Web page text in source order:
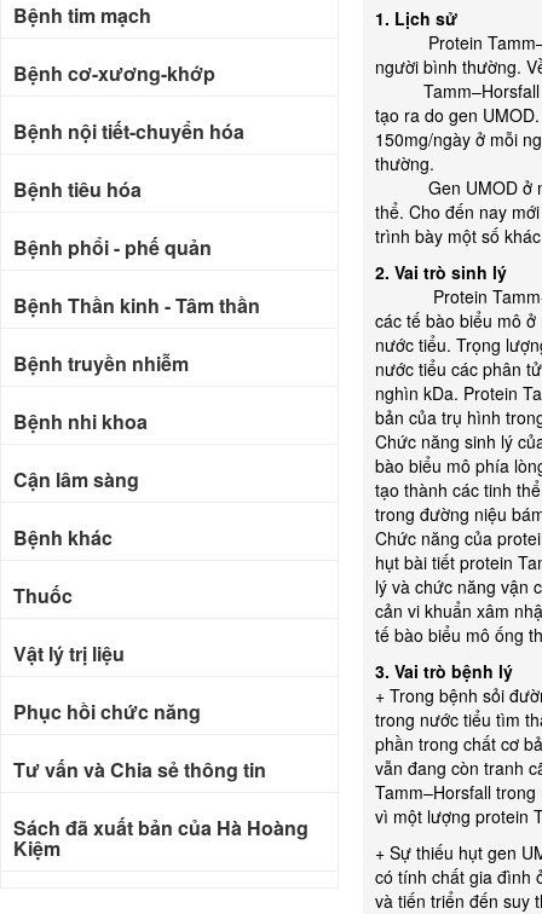
1. Lịch sử
Protein
người bình thường.
Tamm–Horsfall
tạo ra do gen
150mg/ngày ở mỗi
thường.
Gen UMOD ở
thể. Cho đến nay
trình bày một số
2. Vai trò sinh lý
Protein Tamm-
các tế bào biểu mô
nước tiểu. Trọng
nước tiểu các phân
nghìn kDa. Protein
bản của trụ hình
Chức năng sinh lý
bào biểu mô phía
tạo thành các tinh
trong đường niệu
Chức năng của
hụt bài tiết protein
lý và chức năng vận
cản vi khuẩn xâm
tế bào biểu mô ống
3. Vai trò bệnh lý
+ Trong bệnh sỏi
trong nước tiểu tìm
phần trong chất cơ
vẫn đang còn tranh
Tamm–Horsfall
vì một lượng protein
+ Sự thiếu hụt gen
có tính chất gia đình
và tiến triển đến suy
Bệnh tim mạch
Bệnh cơ-xương-khớp
Bệnh nội tiết-chuyển hóa
Bệnh tiêu hóa
Bệnh phổi - phế quản
Bệnh Thần kinh - Tâm thần
Bệnh truyền nhiễm
Bệnh nhi khoa
Cận lâm sàng
Bệnh khác
Thuốc
Vật lý trị liệu
Phục hồi chức năng
Tư vấn và Chia sẻ thông tin
Sách đã xuất bản của Hà Hoàng
Kiệm